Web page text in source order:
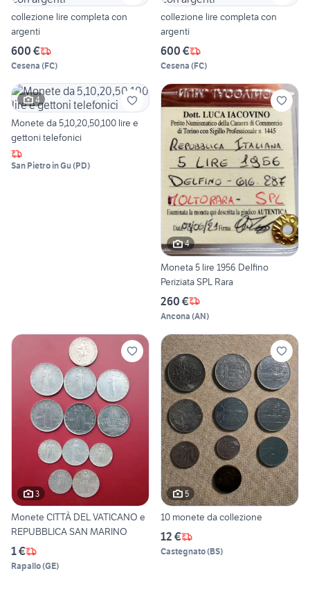
collezione lire completa con
argenti
600 €
Cesena (FC)
collezione lire completa con
argenti
600 €
Cesena (FC)
4
Monete da 5,10,20,50,100 lire e
gettoni telefonici
San Pietro in Gu(PD)
4
Moneta 5 lire 1956 Delfino
Periziata SPL Rara
260 €
Ancona (AN)
3
Monete CITTÀ DEL VATICANO e
REPUBBLICA SAN MARINO
1 €
Rapallo(GE)
5
10 monete da collezione
12 €
Castegnato(BS)